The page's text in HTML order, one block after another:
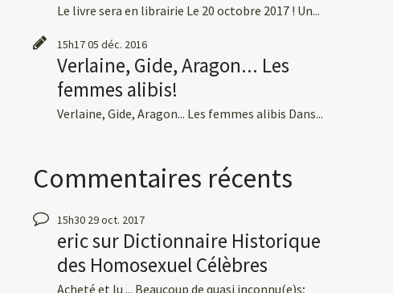
Le livre sera en librairie Le 20 octobre 2017 ! Un...
15h1705 déc. 2016
Verlaine, Gide, Aragon... Les
femmes alibis!
Verlaine, Gide, Aragon... Les femmes alibis Dans...
Commentaires récents
15h30 29oct. 2017
ericsur Dictionnaire Historique
des Homosexuel Célèbres
Acheté et lu ... Beaucoup de quasi inconnu(e)s;